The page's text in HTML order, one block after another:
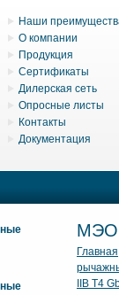
Наши
О компании
Продукция
Сертификаты
Дилерская сеть
Опросные листы
Контакты
Документация
МЭО
Главная
IIB T4